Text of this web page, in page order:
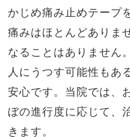
かじめ痛み止めテープ
痛みはほとんどありま
なることはありません
人にうつす可能性もあ
安心です。当院では、
ぼの進行度に応じて、
きます。